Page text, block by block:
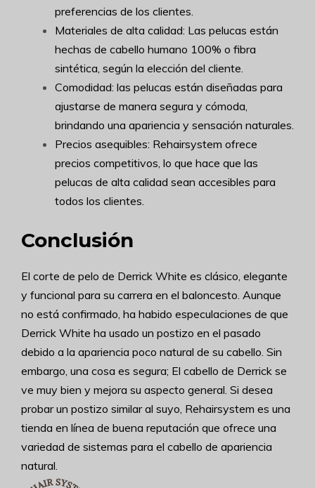
preferencias de los clientes.
Materiales de alta calidad: Las pelucas están
hechas de cabello humano 100% o fibra
sintética, según la elección del cliente.
Comodidad: las pelucas están diseñadas para
ajustarse de manera segura y cómoda,
brindando una apariencia y sensación naturales.
Precios asequibles: Rehairsystem ofrece
precios competitivos, lo que hace que las
pelucas de alta calidad sean accesibles para
todos los clientes.
Conclusión
El corte de pelo de Derrick White es clásico, elegante
y funcional para su carrera en el baloncesto. Aunque
no está confirmado, ha habido especulaciones de que
Derrick White ha usado un postizo en el pasado
debido a la apariencia poco natural de su cabello. Sin
embargo, una cosa es segura; El cabello de Derrick se
ve muy bien y mejora su aspecto general. Si desea
probar un postizo similar al suyo, Rehairsystem es una
tienda en línea de buena reputación que ofrece una
variedad de sistemas para el cabello de apariencia
natural.